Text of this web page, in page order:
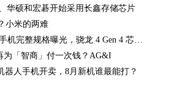
华硕和宏碁开始采用长鑫存储芯片
小米的两难
小米 Poco M8 Power 手机完整规格曝光，骁龙 4 Gen 4 芯片、6.9 寸 FHD+ 120Hz 屏幕
为「智商」付一次钱？AG&I
器人手机开卖，8月新机谁最能打？